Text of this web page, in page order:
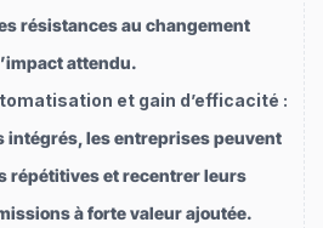
résistances au changement
attendu.
et gain d’efficacité :
intégrés, les entreprises peuvent
répétitives et recentrer leurs
à forte valeur ajoutée.